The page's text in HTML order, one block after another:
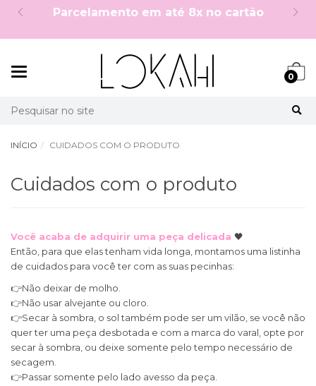
Parcelamento em até 8x no cartão
0
INÍCIO CUIDADOS COM O PRODUTO
Cuidados com o produto
Você acaba de adquirir uma peça delicada 🖤
Então, para que elas tenham vida longa, montamos uma listinha
de cuidados para você ter com as suas pecinhas:
👉Não deixar de molho.
👉Não usar alvejante ou cloro.
👉Secar à sombra, o sol também pode ser um vilão, se você não
quer ter uma peça desbotada e com a marca do varal, opte por
secar à sombra, ou deixe somente pelo tempo necessário de
secagem.
👉Passar somente pelo lado avesso da peça.